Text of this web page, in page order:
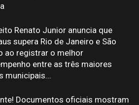
Renato Junior anuncia que
supera Rio de Janeiro e São
ao registrar o melhor
entre as três maiores
municipais...
Documentos oficiais mostram